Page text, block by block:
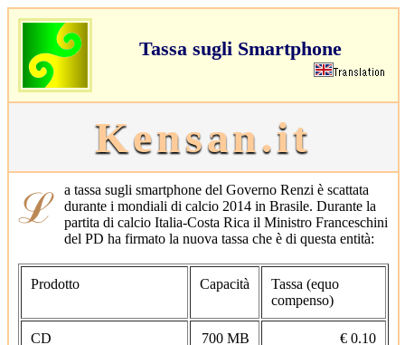
Tassa sugli Smartphone
Kensan.it
ℒa tassa sugli smartphone del Governo Renzi è scattata
durante i mondiali di calcio 2014 in Brasile. Durante la
partita di calcio Italia-Costa Rica il Ministro Franceschini
del PD ha firmato la nuova tassa che è di questa entità:
Prodotto Capacità
Tassa (equo
compenso)
CD 700 MB € 0.10